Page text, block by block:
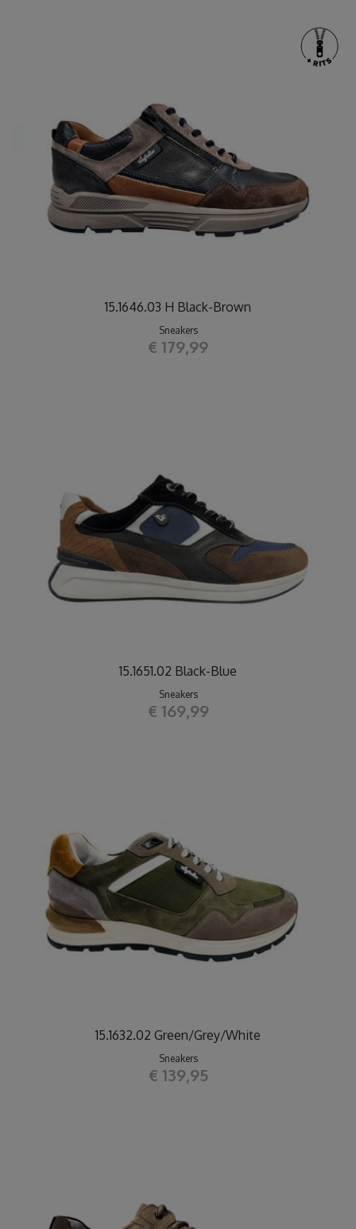
15.1646.03 H Black-Brown
Sneakers
€ 179,99
15.1651.02 Black-Blue
Sneakers
€ 169,99
15.1632.02 Green/Grey/White
Sneakers
€ 139,95